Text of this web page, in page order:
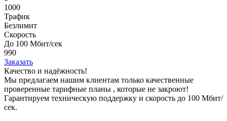
1000
Трафик
Безлимит
Скорость
До 100 Мбит/сек
990
Заказать
Качество и надёжность!
Мы предлагаем нашим клиентам только качественные
проверенные тарифные планы , которые не закроют!
Гарантируем техническую поддержку и скорость до 100 Мбит/
сек.